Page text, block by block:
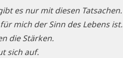
es nur mit die­sen Tatsachen.
mich der Sinn des Lebens ist.
die Stärken.
sich auf.